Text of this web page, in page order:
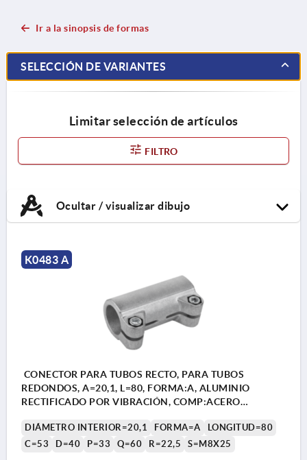
Ir a la sinopsis de formas
SELECCIÓN DE VARIANTES
Limitar selección de artículos
FILTRO
Ocultar / visualizar dibujo
K0483 A
CONECTOR PARA TUBOS RECTO, PARA TUBOS
REDONDOS, A=20,1, L=80, FORMA:A, ALUMINIO
RECTIFICADO POR VIBRACIÓN, COMP:ACERO
DIÁMETRO INTERIOR=20,1 FORMA=A
LONGITUD=80
C=53
D=40 P=33 Q=60 R=22,5 S=M8X25